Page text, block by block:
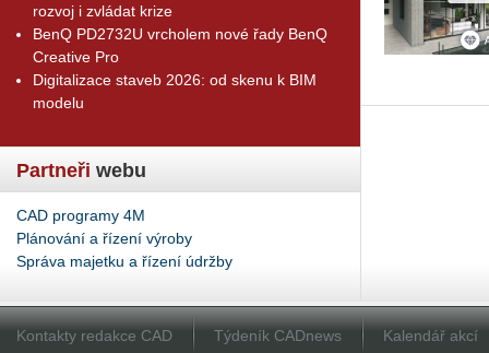
rozvoj i zvládat krize
BenQ PD2732U vrcholem nové řady BenQ
Creative Pro
Digitalizace staveb 2026: od skenu k BIM
modelu
Partneři webu
CAD programy 4M
Plánování a řízení výroby
Správa majetku a řízení údržby
Kontakty redakce CAD Týdeník CADnews Kalendář akcí